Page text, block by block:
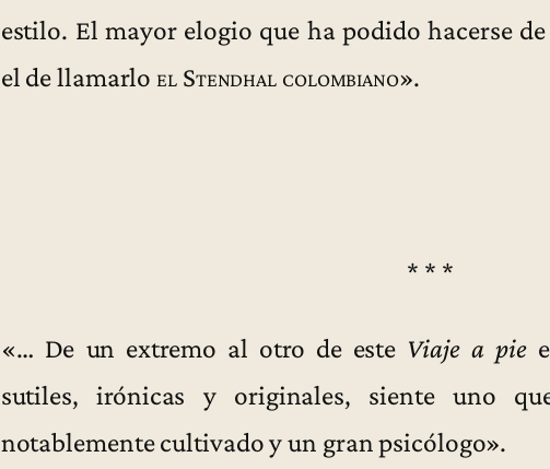
estilo. El mayor elogio que ha podido hacerse
el de llamarlo el Stendhal colombiano».
* * *
«… De un extremo al otro de este Viaje a pie
sutiles, irónicas y originales, siente uno
notablemente cultivado y un gran psicólogo».